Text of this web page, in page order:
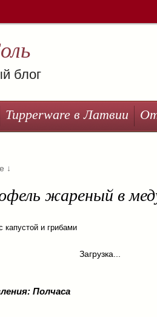
блог
Tupperware в Латвии
↓
жареный в
капустой и грибами
Загрузка...
Полчаса